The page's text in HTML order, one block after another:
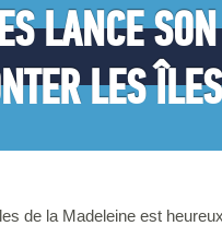
LANCE
LES ÎLES
de la Madeleine est